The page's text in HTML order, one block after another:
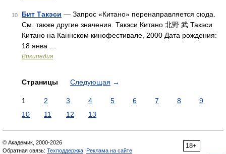
10 Бит Такэси — Запрос «Китано» перенаправляется сюда.
Cм. также другие значения. Такэси Китано 北野 武 Такэси
Китано на Каннском кинофестивале, 2000 Дата рождения:
18 янва …
Википедия
Страницы Следующая →
1 2 3 4 5 6 7 8
9
10
11 12 13
18+
© Академик, 2000-2026
Обратная связь: Техподдержка Реклама на сайте